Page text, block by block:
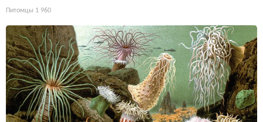
Питомцы 1 960